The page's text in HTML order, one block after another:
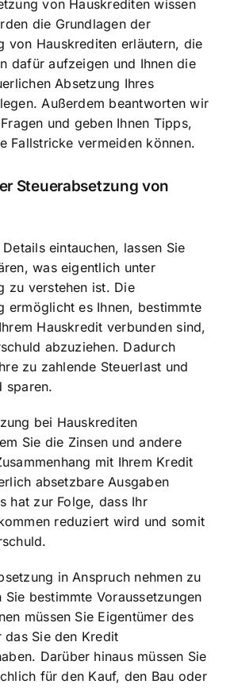
von Hauskrediten wissen
die Grundlagen der
von Hauskrediten erläutern, die
dafür aufzeigen und Ihnen die
Absetzung Ihres
Außerdem beantworten wir
und geben Ihnen Tipps,
Fallstricke vermeiden können.
Steuerabsetzung von
eintauchen, lassen Sie
was eigentlich unter
zu verstehen ist. Die
ermöglicht es Ihnen, bestimmte
Hauskredit verbunden sind,
abzuziehen. Dadurch
zu zahlende Steuerlast und
sparen.
bei Hauskrediten
Sie die Zinsen und andere
mit Ihrem Kredit
absetzbare Ausgaben
hat zur Folge, dass Ihr
reduziert wird und somit
in Anspruch nehmen zu
Sie bestimmte Voraussetzungen
müssen Sie Eigentümer des
das Sie den Kredit
Darüber hinaus müssen Sie
für den Kauf, den Bau oder